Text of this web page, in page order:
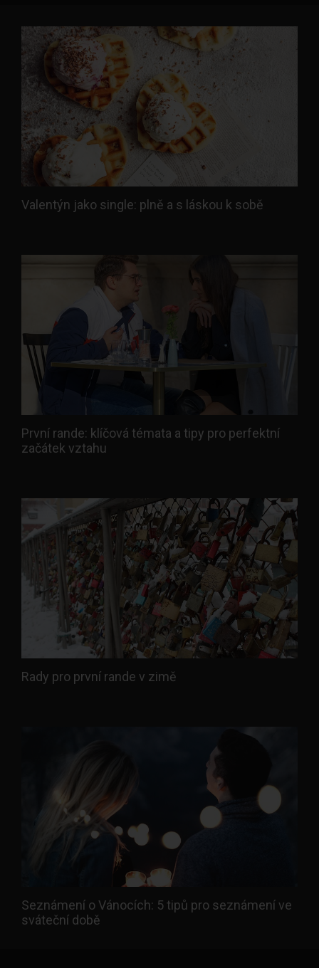
Valentýn jako single: plně a s láskou k sobě
První rande: klíčová témata a tipy pro perfektní
začátek vztahu
Rady pro první rande v zimě
Seznámení o Vánocích: 5 tipů pro seznámení ve
sváteční době